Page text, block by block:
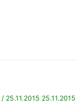
/ 25.11.2015 25.11.2015